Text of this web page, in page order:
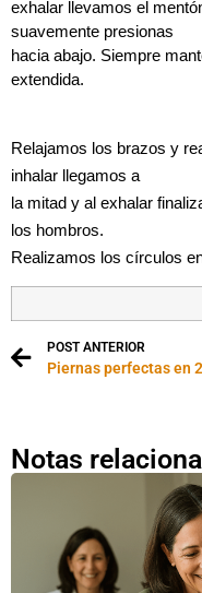
exhalar llevamos el
suavemente presionas
hacia abajo. Siempre
extendida.
Relajamos los brazos y
inhalar llegamos a
la mitad y al exhalar
los hombros.
Realizamos los círculos
POST ANTERIOR
Notas